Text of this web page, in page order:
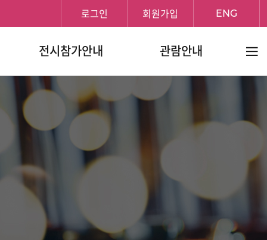
로그인 회원가입 ENG
전시참가안내 관람안내 전체
보기